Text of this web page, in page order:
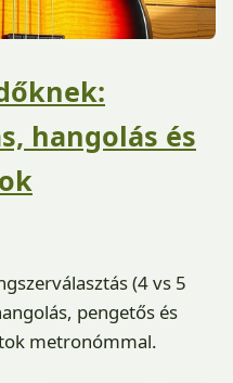
hangolás és
(4 vs 5
pengetős és
metronómmal.